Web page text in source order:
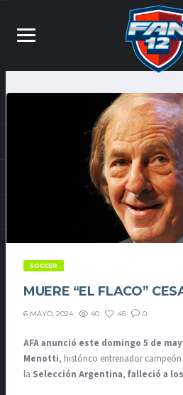
SOCCER
MUERE “EL FLACO”
6 MAYO, 2024 40 45 0
AFA anunció este domingo 5 de
Menotti, histórico entrenador
la Selección Argentina, falleció a